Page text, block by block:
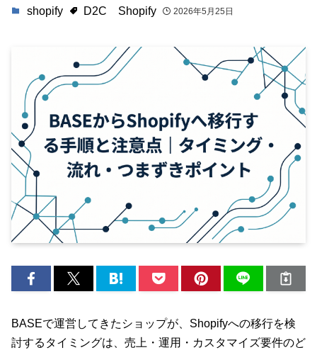
shopify D2C Shopify 2026年5月25日
BASEで運営してきたショップが、Shopifyへの移行を検
討するタイミングは、売上・運用・カスタマイズ要件のど